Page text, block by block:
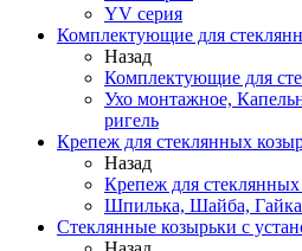
YV серия
Комплектующие для
Назад
Комплектующие для
Ухо монтажное,
ригель
Крепеж для стеклянных
Назад
Крепеж для стеклянных
Шпилька, Шайба, Гайка
Стеклянные козырьки с